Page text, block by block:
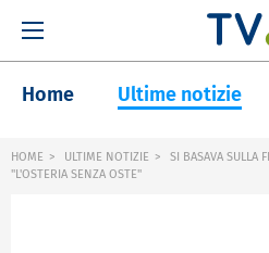
Home Ultime notizie
HOME ULTIME NOTIZIE
SI BASAVA SULLA
"L'OSTERIA SENZA OSTE"